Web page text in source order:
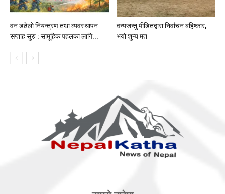
वन डढेलो नियन्त्रण तथा व्यवस्थापन
सप्ताह सुरु : सामूहिक पहलका लागि...
वन्यजन्तु पीडितद्वारा निर्वाचन बहिष्कार,
भयो शुन्य मत